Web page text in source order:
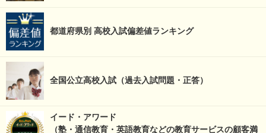
都道府県別 高校入試偏差値ランキング
全国公立高校入試（過去入試問題・正答）
イード・アワード
（塾・通信教育・英語教育などの教育サービスの顧客満